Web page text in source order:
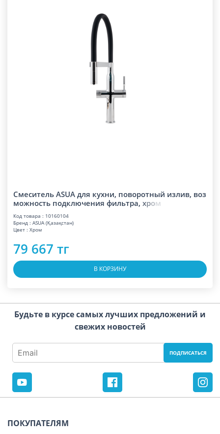
Смеситель ASUA для кухни, поворотный излив, воз
можность подключения фильтра, хром
Код товара : 10160104
Бренд : ASUA (Қазақстан)
Цвет : Хром
79 667 тг
В КОРЗИНУ
Будьте в курсе самых лучших предложений и
свежих новостей
ПОКУПАТЕЛЯМ